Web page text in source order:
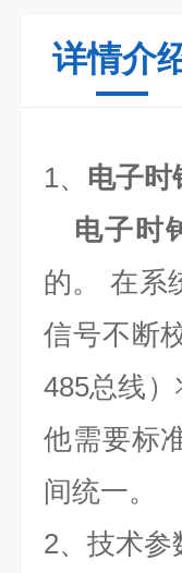
详情介
1、 电子时
电子时
的。
在系
信号不断
485总线
他需要标
间统一。
2、 技术参